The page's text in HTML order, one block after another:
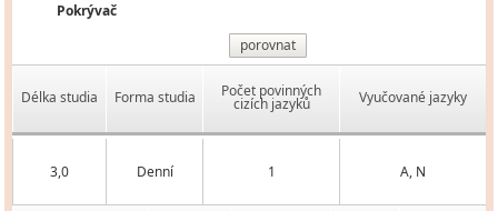
Pokrývač
porovnat
Délka studia Forma studia Počet povinných
cizích jazyků Vyučované jazyky
3,0 Denní 1 A, N